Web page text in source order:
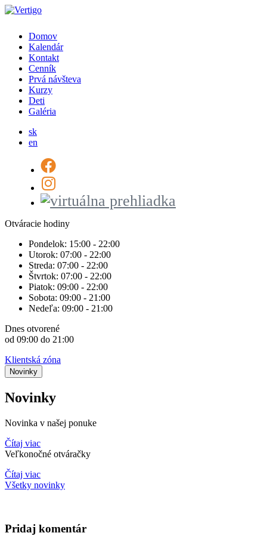
Domov
Kalendár
Kontakt
Cenník
Prvá návšteva
Kurzy
Deti
Galéria
sk
en
Otváracie hodiny
Pondelok: 15:00 - 22:00
Utorok: 07:00 - 22:00
Streda: 07:00 - 22:00
Štvrtok: 07:00 - 22:00
Piatok: 09:00 - 22:00
Sobota: 09:00 - 21:00
Nedeľa: 09:00 - 21:00
Dnes otvorené
od 09:00 do 21:00
Klientská zóna
Novinky
Novinky
Novinka v našej ponuke
Čítaj viac
Veľkonočné otváračky
Čítaj viac
Všetky novinky
Pridaj komentár